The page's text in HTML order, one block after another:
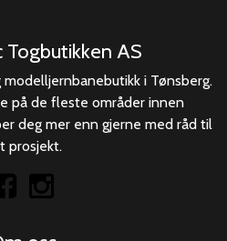
AS
i Tønsberg.
på de fleste områder innen
deg mer enn gjerne med råd til
prosjekt.